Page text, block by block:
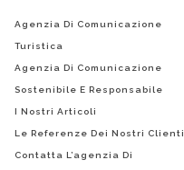
Agenzia Di Comunicazione
Turistica
Agenzia Di Comunicazione
Sostenibile E Responsabile
I Nostri Articoli
Le Referenze Dei Nostri Clienti
Contatta L’agenzia Di